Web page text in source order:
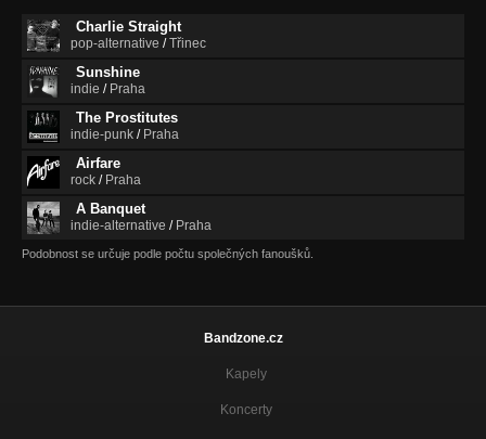
Intro
Make My Heart Explode
Charlie Straight
pop-alternative /Třinec
Sunshine
indie / Praha
The Prostitutes
indie-punk / Praha
Airfare
rock / Praha
A Banquet
indie-alternative / Praha
Podobnost se určuje podle počtu společných fanoušků.
Bandzone.cz
Kapely
Koncerty